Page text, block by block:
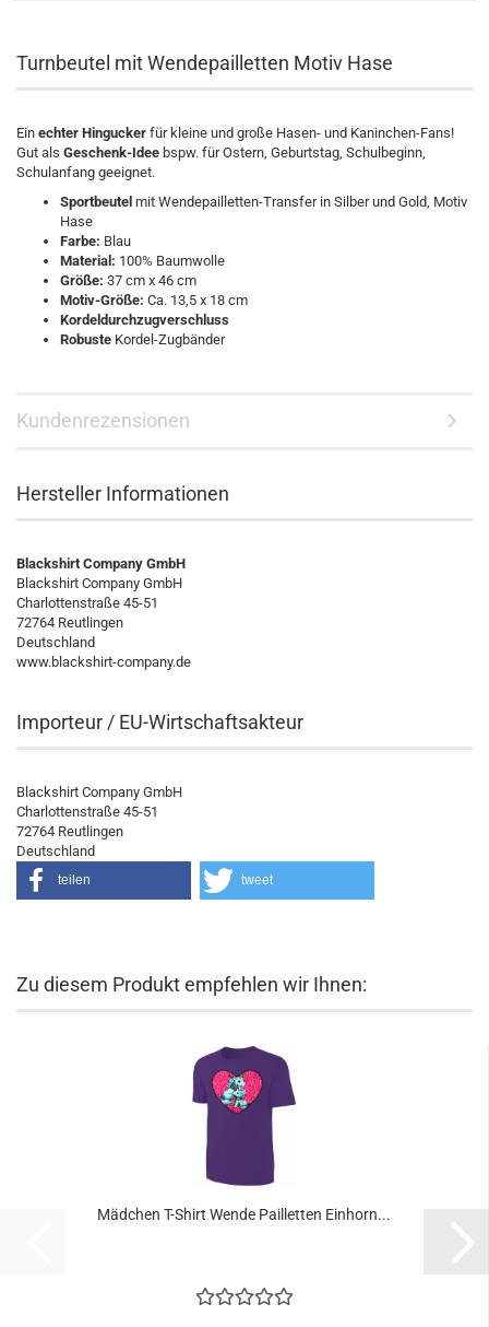
Turnbeutel mit Wendepailletten Motiv Hase
Ein echter Hingucker für kleine und große Hasen- und Kaninchen-Fans!
Gut als Geschenk-Idee bspw. für Ostern, Geburtstag, Schulbeginn,
Schulanfang geeignet.
Sportbeutel mit Wendepailletten-Transfer in Silber und Gold, Motiv
Hase
Farbe: Blau
Material: 100% Baumwolle
Größe: 37 cm x 46 cm
Motiv-Größe: Ca. 13,5 x 18 cm
Kordeldurchzugverschluss
Robuste Kordel-Zugbänder
Kundenrezensionen
Hersteller Informationen
Blackshirt Company GmbH
Blackshirt Company GmbH
Charlottenstraße 45-51
72764 Reutlingen
Deutschland
www.blackshirt-company.de
Importeur / EU-Wirtschaftsakteur
Blackshirt Company GmbH
Charlottenstraße 45-51
72764 Reutlingen
Deutschland
teilen tweet
Zu diesem Produkt empfehlen wir Ihnen:
Mädchen T-Shirt Wende Pailletten Einhorn...